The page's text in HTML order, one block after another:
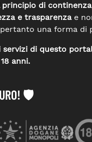
di
e trasparenzae
una forma di
servizi di questo
anni.
🛡️